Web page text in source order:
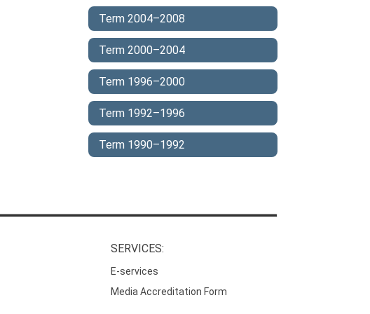
Term 2004–2008
Term 2000–2004
Term 1996–2000
Term 1992–1996
Term 1990–1992
SERVICES:
E-services
Media Accreditation Form